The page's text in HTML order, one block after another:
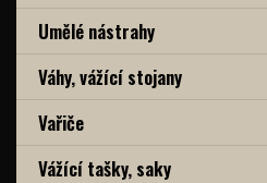
Umělé nástrahy
Váhy, vážící stojany
Vařiče
Vážící tašky, saky